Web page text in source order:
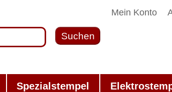
Mein Konto
Suchen
Spezialstempel